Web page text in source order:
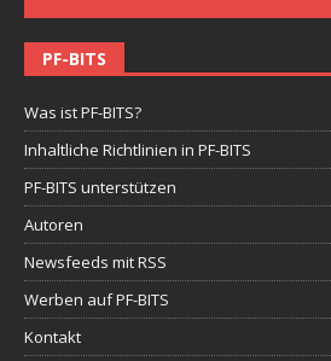
PF-BITS
Was ist PF-BITS?
Inhaltliche Richtlinien in PF-BITS
PF-BITS unterstützen
Autoren
Newsfeeds mit RSS
Werben auf PF-BITS
Kontakt